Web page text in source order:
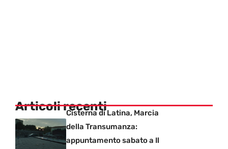
Articoli recentiCisterna di Latina, Marcia
della Transumanza:
appuntamento sabato a Il